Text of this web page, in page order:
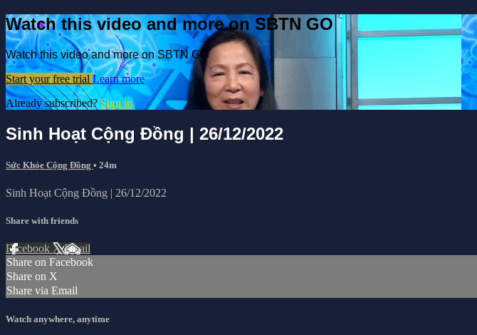
Watch this video and more on SBTN GO
Watch this video and more on SBTN GO
Start your free trial Learn more
Already subscribed?Sign in
Sinh Hoạt Cộng Đồng | 26/12/2022
Sức Khỏe Cộng Đồng • 24m
Sinh Hoạt Cộng Đồng | 26/12/2022
Share with friends
Facebook XEmail
Share on Facebook
Share on X
Share via Email
Watch anywhere, anytime